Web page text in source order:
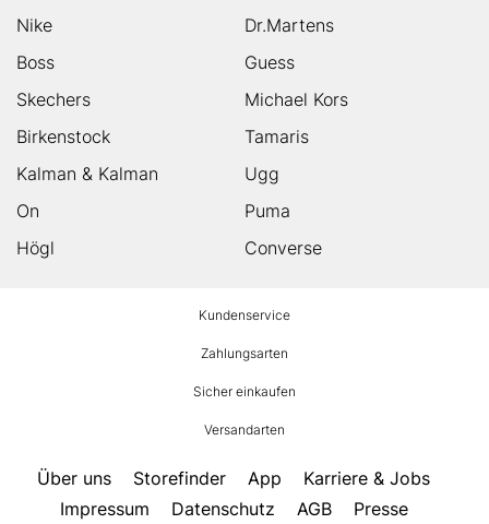
Nike
Dr.Martens
Boss
Guess
Skechers
Michael Kors
Birkenstock
Tamaris
Kalman & Kalman
Ugg
On
Puma
Högl
Converse
Kundenservice
Zahlungsarten
Sicher einkaufen
Versandarten
Über uns Storefinder App
Karriere & Jobs
Impressum
Datenschutz AGB Presse